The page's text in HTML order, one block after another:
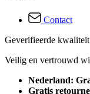
Contact
Geverifieerde kwaliteit
Veilig en vertrouwd
Nederland:
Gratis